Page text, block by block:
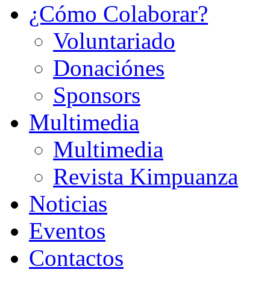
¿Cómo Colaborar?
Voluntariado
Donaciónes
Sponsors
Multimedia
Multimedia
Revista Kimpuanza
Noticias
Eventos
Contactos